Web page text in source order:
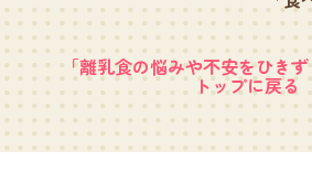
「離乳食の悩みや不安をひき
トップに戻る